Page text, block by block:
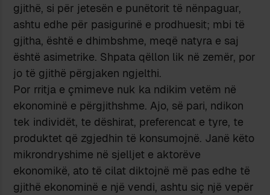
gjithë, si për jetesën e punëtorit të nënpaguar,
ashtu edhe për pasigurinë e prodhuesit; mbi të
gjitha, është e dhimbshme, meqë natyra e saj
është asimetrike. Shpata qëllon lik në zemër, por
jo të gjithë përgjaken ngjelthi.
Por rritja e çmimeve nuk ka ndikim vetëm në
ekonominë e përgjithshme. Ajo, së pari, ndikon
tek individët, te dëshirat, preferencat e tyre, te
produktet që zgjedhin të konsumojnë. Janë këto
mikrondryshime në sjelljet e aktorëve
ekonomikë, ato të cilat diktojnë më pas edhe të
gjithë ekonominë e një vendi, ashtu siç një vepër